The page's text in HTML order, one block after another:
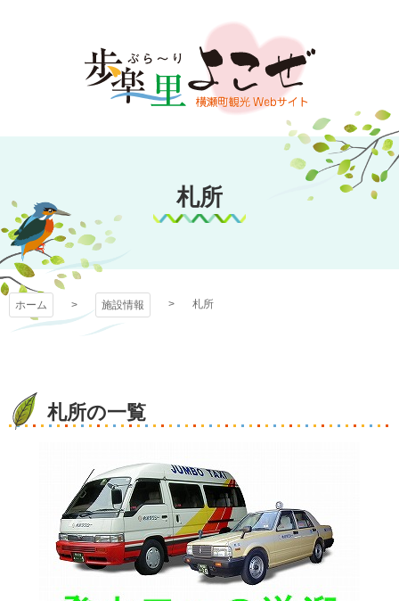
文
キ
プ
歩楽～里（ぶら～
り）よこぜ
札所
ホーム 施設情報 札所
札所の一覧